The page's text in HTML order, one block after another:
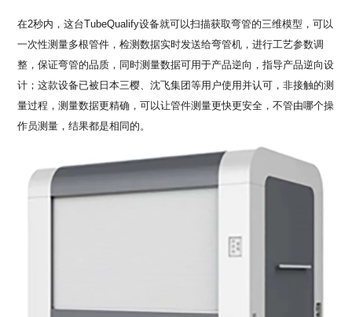
在2秒内，这台TubeQualify设备就可以扫描获取弯管的三维模型，可以
一次性测量多根管件，检测数据实时发送给弯管机，进行工艺参数调
整，保证弯管的品质，同时测量数据可用于产品逆向，指导产品逆向设
计；这款设备已被日本三樱、沈飞集团等用户使用并认可，非接触的测
量过程，测量数据更精确，可以让管件测量更快更安全，不管由哪个操
作员测量，结果都是相同的。